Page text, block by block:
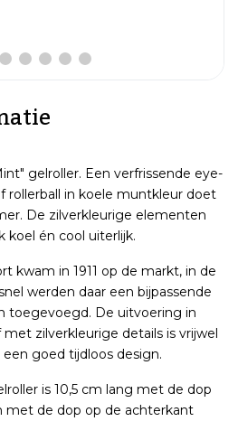
gelroller. Een verfrissende eye-
rollerball in koele muntkleur doet
De zilverkleurige elementen
koel én cool uiterlijk.
kwam in 1911 op de markt, in de
werden daar een bijpassende
toegevoegd. De uitvoering in
zilverkleurige details is vrijwel
goed tijdloos design.
is 10,5 cm lang met de dop
met de dop op de achterkant